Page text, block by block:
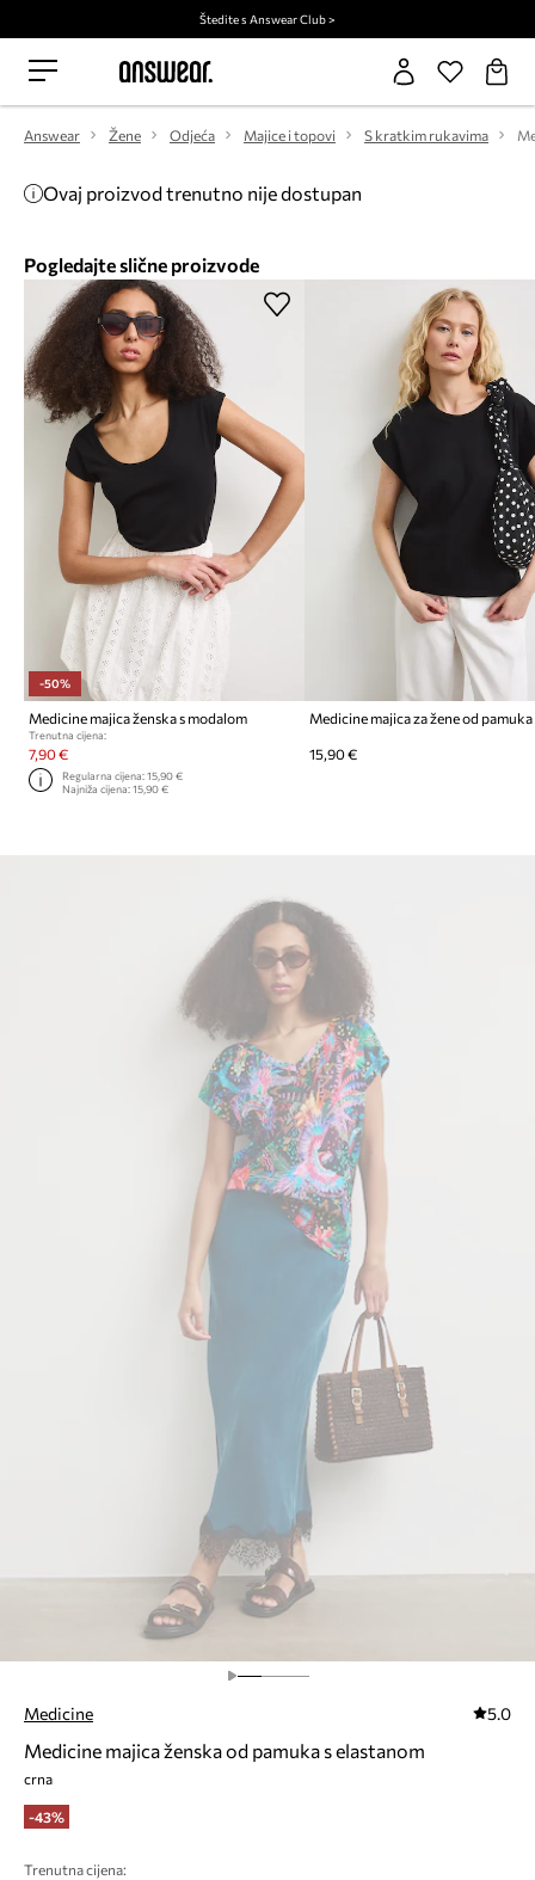
Štedite s Answear Club >
Answear Žene Odjeća Majice i topovi S kratkim rukavima
Ovaj proizvod trenutno nije dostupan
Pogledajte slične proizvode
-50%
Medicine majica ženska s modalom
Trenutna cijena:
7,90 €
Regularna cijena:15,90 €
Najniža cijena:15,90 €
Medicine majica za žene od pamuka
15,90 €
Medicine 5.0
Medicine majica ženska od pamuka s elastanom
crna
-43%
Trenutna cijena: